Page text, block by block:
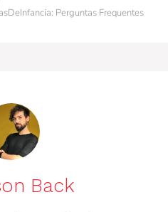
p
g
Perguntas Frequentes
Back